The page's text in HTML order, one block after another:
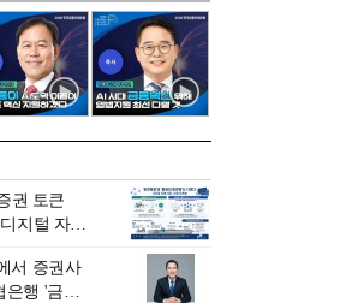
권 토큰
지털 자본
서 증권사
행 '금융